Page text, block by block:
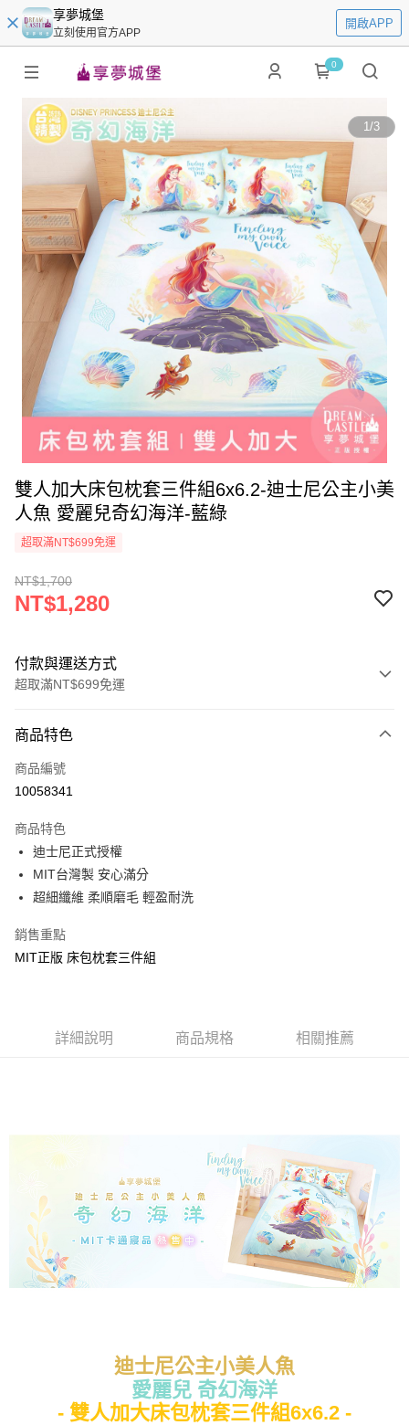
享夢城堡
立刻使用官方APP
開啟APP
0
1/3
雙人加大床包枕套三件組6x6.2-迪士尼公主小美
人魚 愛麗兒奇幻海洋-藍綠
超取滿NT$699免運
NT$1,700
NT$1,280
付款與運送方式
超取滿NT$699免運
信用卡一次付款
超商取貨付款
Apple Pay
街口支付
Google Pay
每筆NT$80，滿NT$699(含以上)免運費
商品特色
商品編號
10058341
商品特色
迪士尼正式授權
MIT台灣製 安心滿分
超細纖維 柔順磨毛 輕盈耐洗
銷售重點
MIT正版 床包枕套三件組
詳細說明 商品規格 相關推薦
迪士尼公主小美人魚
愛麗兒 奇幻海洋
- 雙人加大床包枕套三件組6x6.2 -